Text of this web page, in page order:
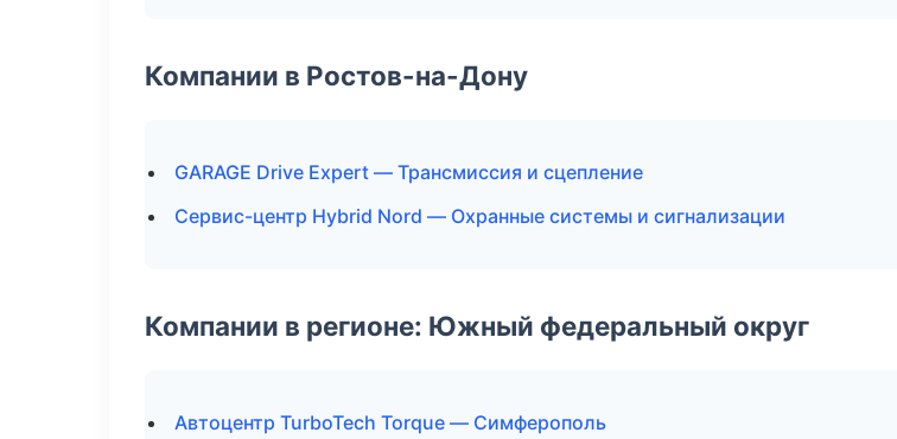
Компании в Ростов-на-Дону
GARAGE Drive Expert — Трансмиссия и сцепление
Сервис-центр Hybrid Nord — Охранные системы и сигнализации
Компании в регионе: Южный федеральный округ
Автоцентр TurboTech Torque — Симферополь